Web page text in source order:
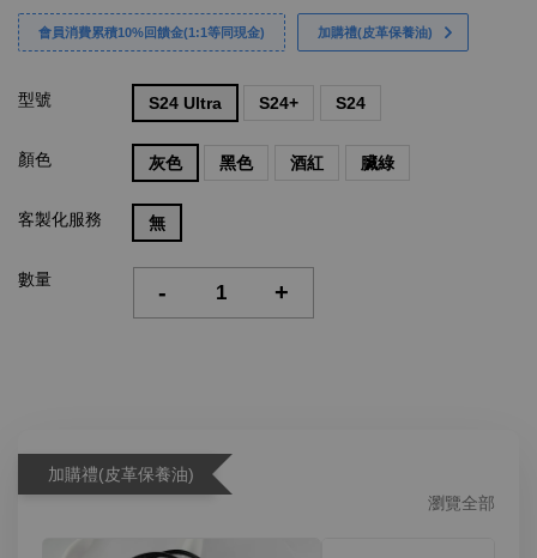
會員消費累積10%回饋金(1:1等同現金) 加購禮(皮革保養油)
型號 S24 Ultra S24+ S24
顏色 灰色 黑色 酒紅 臟綠
客製化服務 無
數量 - +
加購禮(皮革保養油)
瀏覽全部